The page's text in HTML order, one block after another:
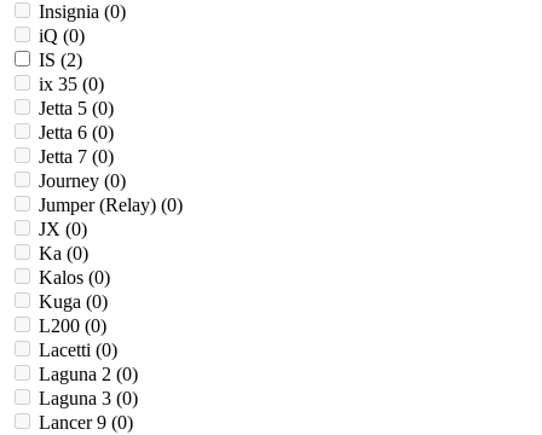
Insignia (0)
iQ (0)
IS (2)
ix 35 (0)
Jetta 5 (0)
Jetta 6 (0)
Jetta 7 (0)
Journey (0)
Jumper (Relay) (0)
JX (0)
Ka (0)
Kalos (0)
Kuga (0)
L200 (0)
Lacetti (0)
Laguna 2 (0)
Laguna 3 (0)
Lancer 9 (0)